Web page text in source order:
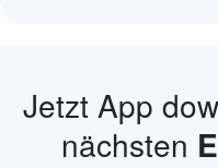
Jetzt App
nächsten